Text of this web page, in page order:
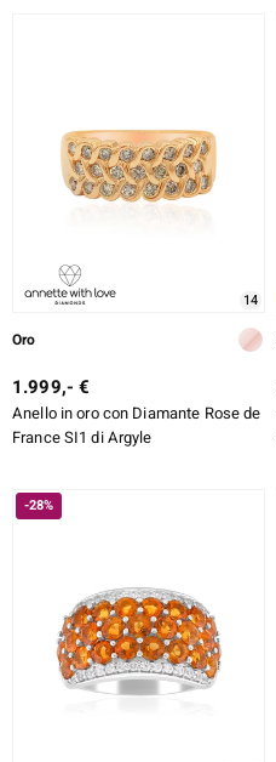
14
Oro
1.999,- €
Anello in oro con Diamante Rose de
France SI1 di Argyle
-28%